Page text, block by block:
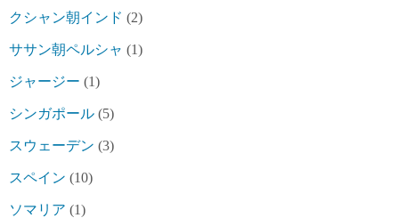
クシャン朝インド (2)
ササン朝ペルシャ (1)
ジャージー (1)
シンガポール (5)
スウェーデン (3)
スペイン (10)
ソマリア (1)